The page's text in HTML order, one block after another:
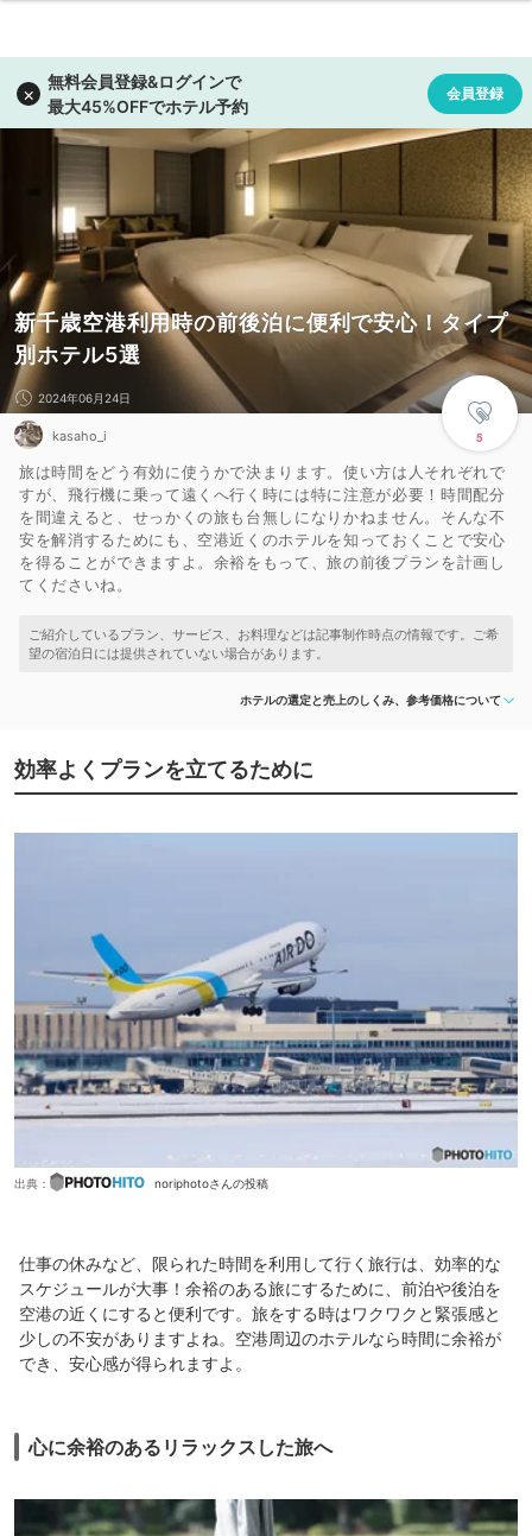
新千歳空港利用時の前後泊に便利で安心！タイプ
別ホテル5選
5
2024年06月24日
kasaho_i
旅は時間をどう有効に使うかで決まります。使い方は人それぞれで
すが、飛行機に乗って遠くへ行く時には特に注意が必要！時間配分
を間違えると、せっかくの旅も台無しになりかねません。そんな不
安を解消するためにも、空港近くのホテルを知っておくことで安心
を得ることができますよ。余裕をもって、旅の前後プランを計画し
てくださいね。
ホテルの選定と売上のしくみ、参考価格について
効率よくプランを立てるために
出典： noriphotoさんの投稿
仕事の休みなど、限られた時間を利用して行く旅行は、効率的な
スケジュールが大事！余裕のある旅にするために、前泊や後泊を
空港の近くにすると便利です。旅をする時はワクワクと緊張感と
少しの不安がありますよね。空港周辺のホテルなら時間に余裕が
でき、安心感が得られますよ。
心に余裕のあるリラックスした旅へ